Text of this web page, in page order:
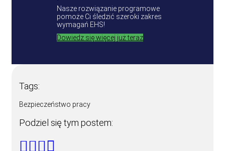
Nasze rozwiązanie programowe
pomoże Ci śledzić szeroki zakres
wymagań EHS!
Dowiedz się więcej już teraz
Tags:
Bezpieczeństwo pracy
Podziel się tym postem: